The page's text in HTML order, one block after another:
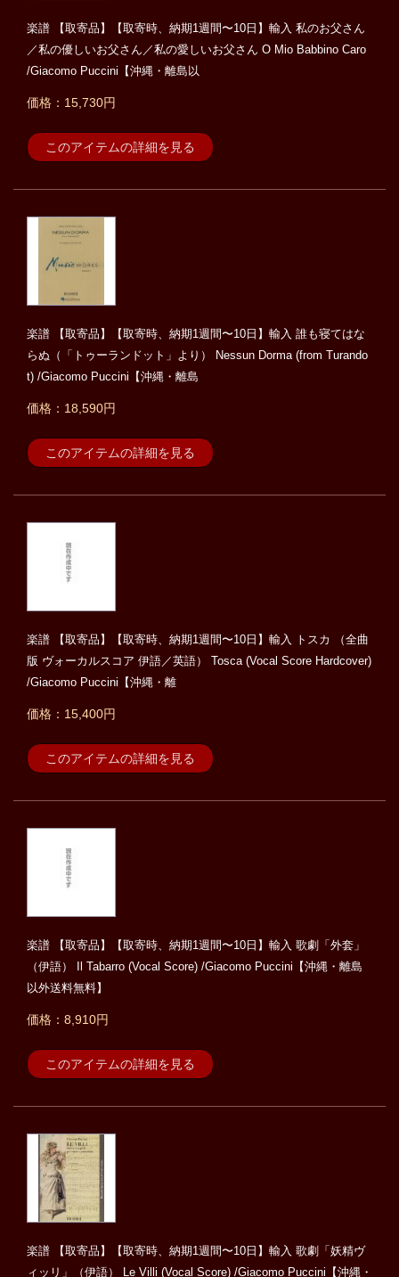
楽譜 【取寄品】【取寄時、納期1週間〜10日】輸入 私のお父さん
／私の優しいお父さん／私の愛しいお父さん O Mio Babbino Caro
/Giacomo Puccini【沖縄・離島以
価格：15,730円
このアイテムの詳細を見る
楽譜 【取寄品】【取寄時、納期1週間〜10日】輸入 誰も寝てはな
らぬ（「トゥーランドット」より） Nessun Dorma (from Turando
t) /Giacomo Puccini【沖縄・離島
価格：18,590円
このアイテムの詳細を見る
楽譜 【取寄品】【取寄時、納期1週間〜10日】輸入 トスカ （全曲
版 ヴォーカルスコア 伊語／英語） Tosca (Vocal Score Hardcover)
/Giacomo Puccini【沖縄・離
価格：15,400円
このアイテムの詳細を見る
楽譜 【取寄品】【取寄時、納期1週間〜10日】輸入 歌劇「外套」
（伊語） Il Tabarro (Vocal Score) /Giacomo Puccini【沖縄・離島
以外送料無料】
価格：8,910円
このアイテムの詳細を見る
楽譜 【取寄品】【取寄時、納期1週間〜10日】輸入 歌劇「妖精ヴ
ィッリ」（伊語） Le Villi (Vocal Score) /Giacomo Puccini【沖縄・